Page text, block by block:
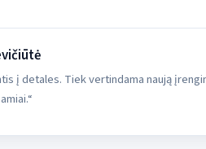
į detales. Tiek vertindama naują